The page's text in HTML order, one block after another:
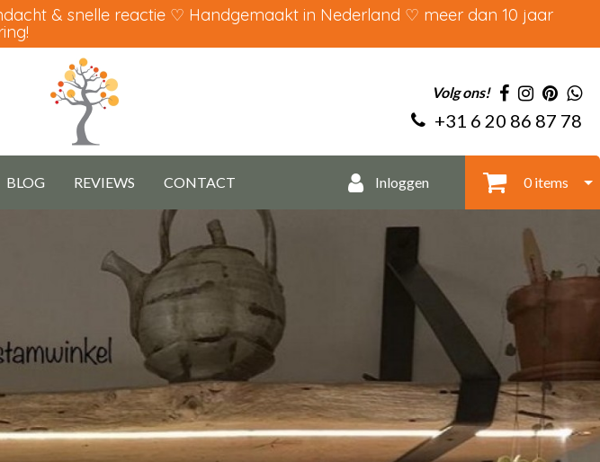
& snelle reactie ♡ Handgemaakt in Nederland ♡ meer dan 10 jaar
Volg ons!
+31 6 20 86 87 78
BLOG REVIEWS CONTACT Inloggen 0 items